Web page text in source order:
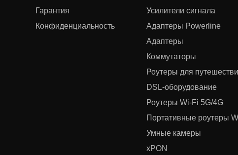
Гарантия
Конфиденциальность
Усилители сигнала
Адаптеры Powerline
Адаптеры
Коммутаторы
Роутеры для
DSL‑оборудование
Роутеры Wi-Fi 5G/4G
Портативные роутеры
Умные камеры
xPON